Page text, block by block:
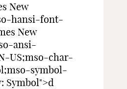
New
hansi-font-
New
ansi-
US;mso-char-
symbol-
Symbol">d